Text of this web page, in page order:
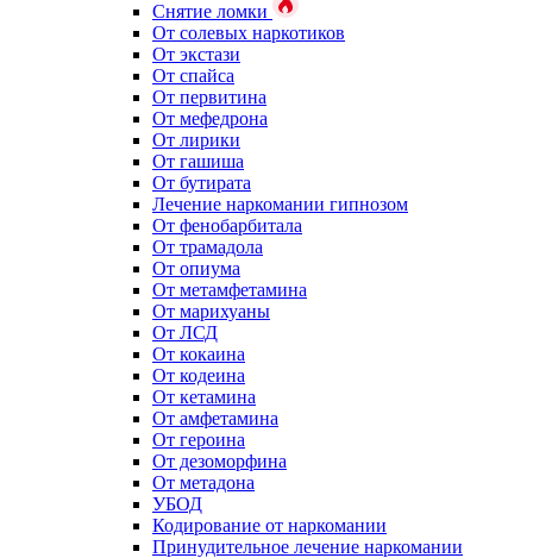
Снятие ломки
От солевых наркотиков
От экстази
От спайса
От первитина
От мефедрона
От лирики
От гашиша
От бутирата
Лечение наркомании гипнозом
От фенобарбитала
От трамадола
От опиума
От метамфетамина
От марихуаны
От ЛСД
От кокаина
От кодеина
От кетамина
От амфетамина
От героина
От дезоморфина
От метадона
УБОД
Кодирование от наркомании
Принудительное лечение наркомании